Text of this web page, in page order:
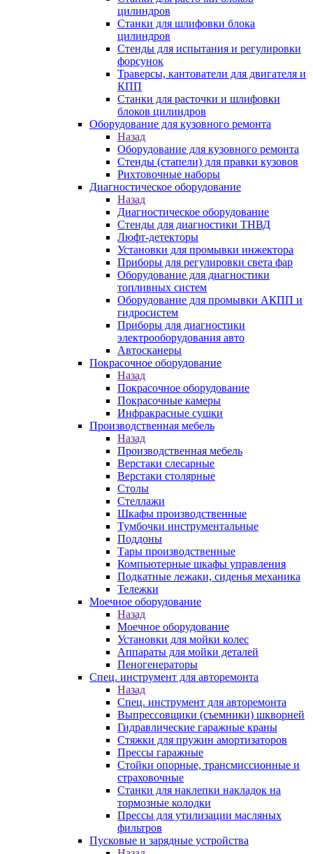
цилиндров
Станки для шлифовки блока
цилиндров
Стенды для испытания и регулировки
форсунок
Траверсы, кантователи для двигателя и
КПП
Станки для расточки и шлифовки
блоков цилиндров
Оборудование для кузовного ремонта
Назад
Оборудование для кузовного ремонта
Стенды (стапели) для правки кузовов
Рихтовочные наборы
Диагностическое оборудование
Назад
Диагностическое оборудование
Стенды для диагностики ТНВД
Люфт-детекторы
Установки для промывки инжектора
Приборы для регулировки света фар
Оборудование для диагностики
топливных систем
Оборудование для промывки АКПП и
гидросистем
Приборы для диагностики
электрооборудования авто
Автосканеры
Покрасочное оборудование
Назад
Покрасочное оборудование
Покрасочные камеры
Инфракрасные сушки
Производственная мебель
Назад
Производственная мебель
Верстаки слесарные
Верстаки столярные
Столы
Стеллажи
Шкафы производственные
Тумбочки инструментальные
Поддоны
Тары производственные
Компьютерные шкафы управления
Подкатные лежаки, сиденья механика
Тележки
Моечное оборудование
Назад
Моечное оборудование
Установки для мойки колес
Аппараты для мойки деталей
Пеногенераторы
Спец. инструмент для авторемонта
Назад
Спец. инструмент для авторемонта
Выпрессовщики (съемники) шкворней
Гидравлические гаражные краны
Стяжки для пружин амортизаторов
Прессы гаражные
Стойки опорные, трансмиссионные и
страховочные
Станки для наклепки накладок на
тормозные колодки
Прессы для утилизации масляных
фильтров
Пусковые и зарядные устройства